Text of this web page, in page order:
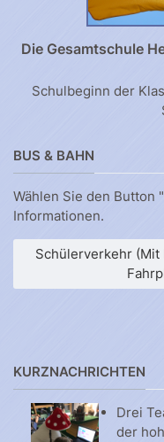
Die Gesamtschule
Schulbeginn der
BUS & BAHN
Wählen Sie den Button
Informationen.
Schülerverkehr
KURZNACHRICHTEN
Drei
der